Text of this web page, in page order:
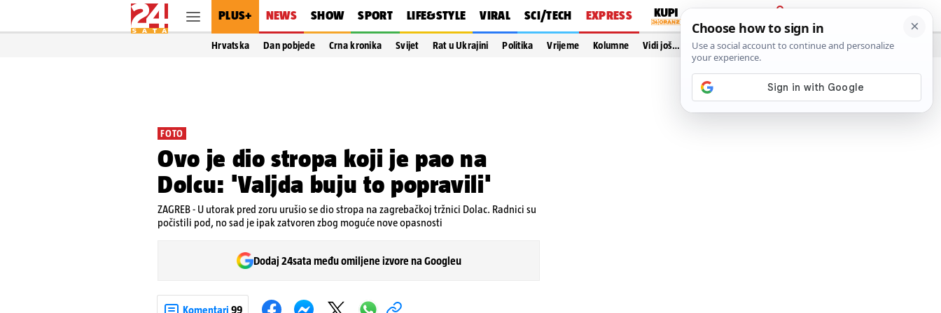
PLUS+ NEWS SHOW SPORT LIFE&STYLE VIRAL SCI/TECH EXPRESS
PRIJAVA
Hrvatska Dan pobjede Crna kronika Svijet Rat u Ukrajini Politika Vrijeme Kolumne Vidi još…
FOTO
Ovo je dio stropa koji je pao na
Dolcu: 'Valjda buju to popravili'
ZAGREB - U utorak pred zoru urušio se dio stropa na zagrebačkoj tržnici Dolac. Radnici su
počistili pod, no sad je ipak zatvoren zbog moguće nove opasnosti
Dodaj 24sata među omiljene izvore na Googleu
Komentari 99